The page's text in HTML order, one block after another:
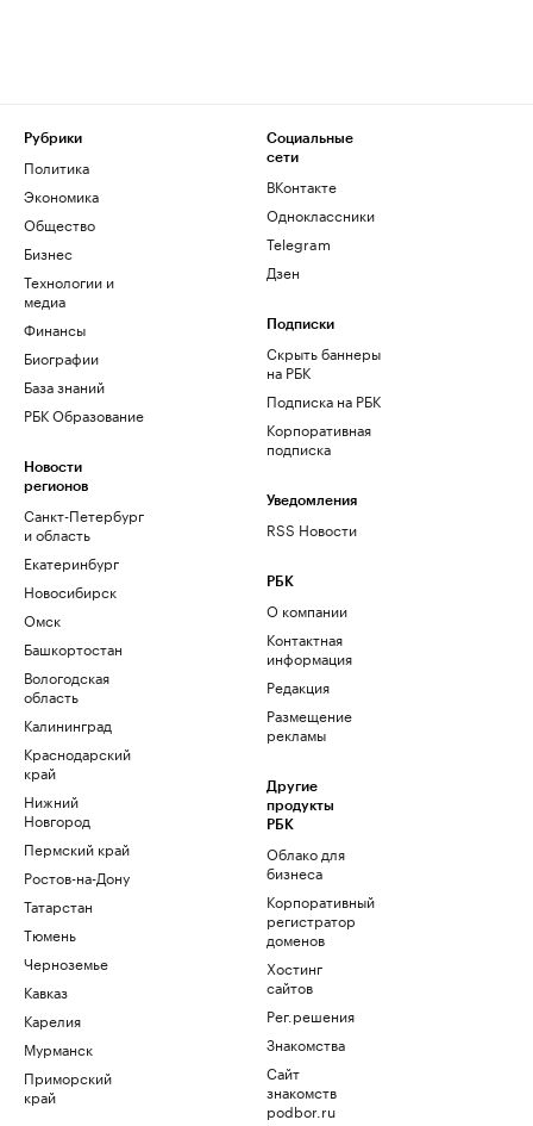
Рубрики
Политика
Экономика
Общество
Бизнес
Технологии и
медиа
Финансы
Биографии
База знаний
РБК Образование
Новости
регионов
Санкт-Петербург
и область
Екатеринбург
Новосибирск
Омск
Башкортостан
Вологодская
область
Калининград
Краснодарский
край
Нижний
Новгород
Пермский край
Ростов-на-Дону
Татарстан
Тюмень
Черноземье
Кавказ
Карелия
Мурманск
Приморский
край
Социальные
сети
ВКонтакте
Одноклассники
Telegram
Дзен
Подписки
Скрыть баннеры
на РБК
Подписка на РБК
Корпоративная
подписка
Уведомления
RSS Новости
РБК
О компании
Контактная
информация
Редакция
Размещение
рекламы
Другие
продукты
РБК
Облако для
бизнеса
Корпоративный
регистратор
доменов
Хостинг
сайтов
Рег.решения
Знакомства
Сайт
знакомств
podbor.ru